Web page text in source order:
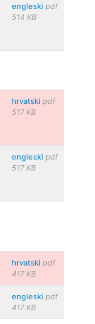
engleski pdf
514 KB
hrvatski pdf
517 KB
engleski pdf
517 KB
hrvatski pdf
417 KB
engleski pdf
417 KB